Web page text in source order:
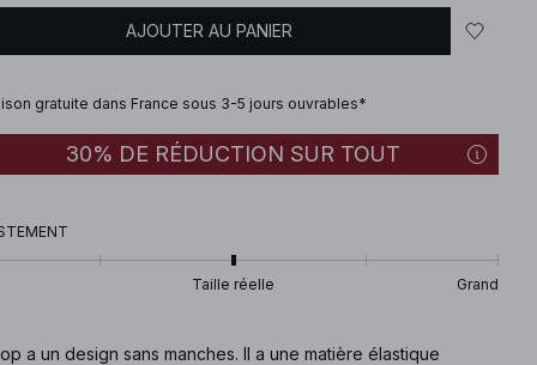
AJOUTER AU PANIER
gratuite dans France sous 3-5 jours ouvrables*
30% DE RÉDUCTION SUR TOUT
Taille réelle Grand
a un design sans manches. Il a une matière élastique